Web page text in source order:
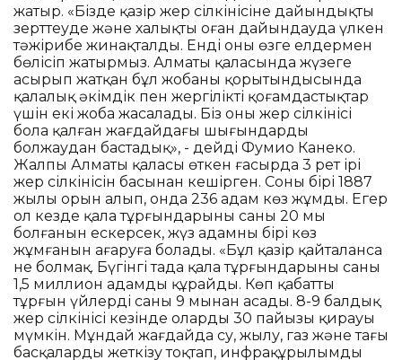
жатыр. «Бізде қазір жер сілкінісіне дайындықты
зерттеуде және халықты оған дайындауда үлкен
тәжірибе жинақталды. Енді оны өзге елдермен
бөлісіп жатырмыз. Алматы қаласында жүзеге
асырып жатқан бұл жобаның қорытындысында
қалалық әкімдік пен жергілікті қоғамдастықтар
үшін екі жоба жасалады. Біз оны жер сілкінісі
бола қалған жағдайдағы шығындарды
болжаудан бастадық», - дейді Фумио Канеко.
Жалпы Алматы қаласы өткен ғасырда 3 рет ірі
жер сілкінісін басынан кешірген. Соның бірі 1887
жылы орын алып, онда 236 адам көз жұмды. Егер
ол кезде қала тұрғындарының саны 20 мың
болғанын ескерсек, жүз адамның бірі көз
жұмғанын аңғаруға болады. «Бұл қазір қайталанса
не болмақ. Бүгінгі таңда қала тұрғындарының саны
1,5 миллион адамды құрайды. Көп қабатты
тұрғын үйлердің саны 9 мыңнан асады. 8-9 балдық
жер сілкінісі кезінде олардың 30 пайызы қирауы
мүмкін. Мұндай жағдайда су, жылу, газ және тағы
басқаларды жеткізу тоқтап, инфрақұрылымды